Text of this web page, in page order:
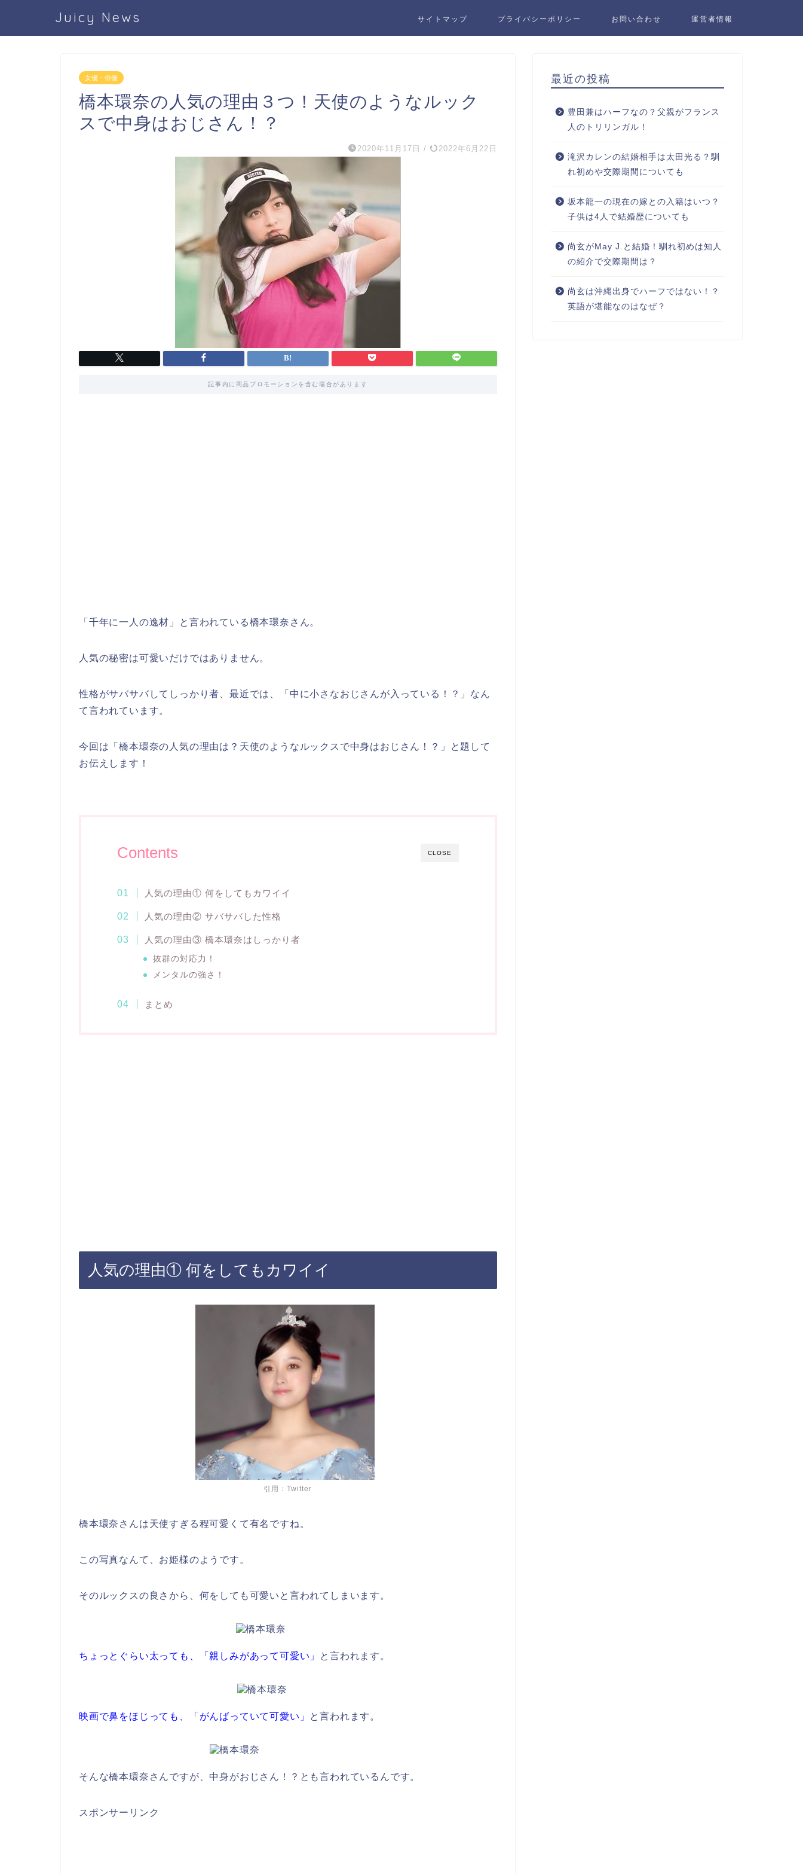
Juicy News サイトマップ プライバシーポリシー お問い合わせ 運営者情報
女優・俳優
橋本環奈の人気の理由３つ！天使のようなルック
スで中身はおじさん！？
2020年11月17日 / 2022年6月22日
記事内に商品プロモーションを含む場合があります
「千年に一人の逸材」と言われている橋本環奈さん。
人気の秘密は可愛いだけではありません。
性格がサバサバしてしっかり者、最近では、「中に小さなおじさんが入っている！？」なん
て言われています。
今回は「橋本環奈の人気の理由は？天使のようなルックスで中身はおじさん！？」と題して
お伝えします！
CLOSE
Contents
人気の理由① 何をしてもカワイイ
人気の理由② サバサバした性格
人気の理由③ 橋本環奈はしっかり者
抜群の対応力！
メンタルの強さ！
まとめ
人気の理由① 何をしてもカワイイ
引用：Twitter
橋本環奈さんは天使すぎる程可愛くて有名ですね。
この写真なんて、お姫様のようです。
そのルックスの良さから、何をしても可愛いと言われてしまいます。
ちょっとぐらい太っても、「親しみがあって可愛い」 と言われます。
映画で鼻をほじっても、「がんばっていて可愛い」 と言われます。
そんな橋本環奈さんですが、中身がおじさん！？とも言われているんです。
スポンサーリンク
最近の投稿
豊田兼はハーフなの？父親がフランス
人のトリリンガル！
滝沢カレンの結婚相手は太田光る？馴
れ初めや交際期間についても
坂本龍一の現在の嫁との入籍はいつ？
子供は4人で結婚歴についても
尚玄がMay J.と結婚！馴れ初めは知人
の紹介で交際期間は？
尚玄は沖縄出身でハーフではない！？
英語が堪能なのはなぜ？